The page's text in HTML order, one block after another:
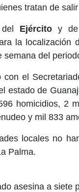
tratan de
del Ejércitoy
la localización
semana del
con el
estado de
homicidios, 2
y mil 833
locales no
Palma.
asesina a siete